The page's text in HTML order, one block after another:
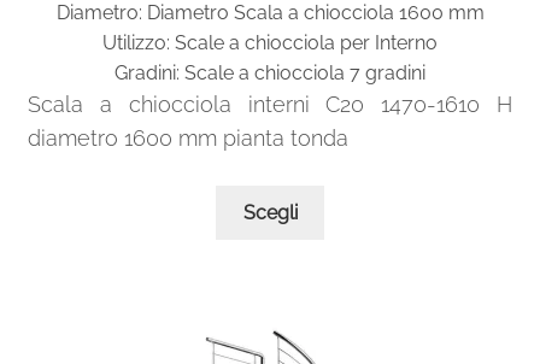
originale
era:
1.514,00€.
attuale
è:
757,00€.
Diametro: Diametro Scala a chiocciola 1600 mm
Utilizzo: Scale a chiocciola per Interno
Gradini: Scale a chiocciola 7 gradini
Scala a chiocciola interni C20 1470-1610 H
diametro 1600 mm pianta tonda
Scegli